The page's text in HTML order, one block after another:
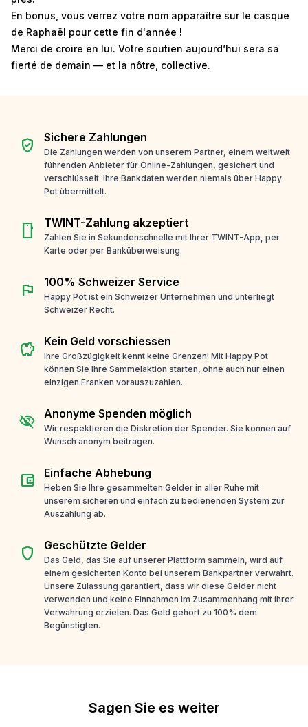
En bonus, vous verrez votre nom apparaître sur le casque
de Raphaël pour cette fin d'année !
Merci de croire en lui. Votre soutien aujourd’hui sera sa
fierté de demain — et la nôtre, collective.
verified_user Sichere Zahlungen
Die Zahlungen werden von unserem Partner, einem weltweit
führenden Anbieter für Online-Zahlungen, gesichert und
verschlüsselt. Ihre Bankdaten werden niemals über Happy
Pot übermittelt.
smartphone TWINT-Zahlung akzeptiert
Zahlen Sie in Sekundenschnelle mit Ihrer TWINT-App, per
Karte oder per Banküberweisung.
flag 100% Schweizer Service
Happy Pot ist ein Schweizer Unternehmen und unterliegt
Schweizer Recht.
savings Kein Geld vorschiessen
Ihre Großzügigkeit kennt keine Grenzen! Mit Happy Pot
können Sie Ihre Sammelaktion starten, ohne auch nur einen
einzigen Franken vorauszuzahlen.
visibility_off Anonyme Spenden möglich
Wir respektieren die Diskretion der Spender. Sie können auf
Wunsch anonym beitragen.
account_balance_wallet Einfache Abhebung
Heben Sie Ihre gesammelten Gelder in aller Ruhe mit
unserem sicheren und einfach zu bedienenden System zur
Auszahlung ab.
shield Geschützte Gelder
Das Geld, das Sie auf unserer Plattform sammeln, wird auf
einem gesicherten Konto bei unserem Bankpartner verwahrt.
Unsere Zulassung garantiert, dass wir diese Gelder nicht
verwenden und keine Einnahmen im Zusammenhang mit ihrer
Verwahrung erzielen. Das Geld gehört zu 100% dem
Begünstigten.
Sagen Sie es weiter